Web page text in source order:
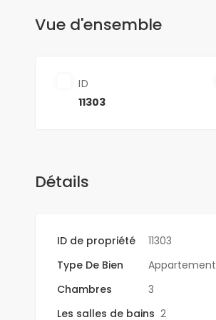
Vue d'ensemble
ID
11303
Détails
ID de propriété 11303
Type De Bien
Appartement
Chambres
3
Les salles de bains 2